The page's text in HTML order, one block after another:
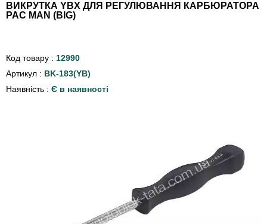
ВИКРУТКА YBX ДЛЯ РЕГУЛЮВАННЯ КАРБЮРАТОРА
PAC MAN (BIG)
Код товару : 12990
Артикул : BK-183(YB)
Наявність : Є в наявності